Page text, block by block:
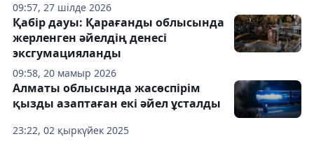
09:57, 27 шілде 2026
09:58, 20 мамыр 2026
Қабір дауы: Қарағанды облысында
жерленген әйелдің денесі
эксгумацияланды
23:22, 02 қыркүйек 2025
Алматы облысында жасөспірім
қызды азаптаған екі әйел ұсталды